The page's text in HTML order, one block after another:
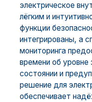
электрическое
лёгким и
функции
интегрированы, а
мониторинга
времени об
состоянии и
решение для
обеспечивает